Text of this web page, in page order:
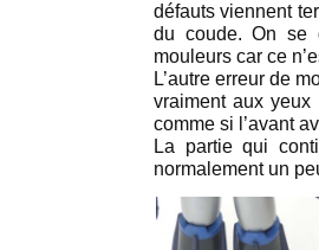
défauts viennent
du coude. On se
mouleurs car ce
L’autre erreur de
vraiment aux yeux
comme si l’avant
La partie qui
normalement un